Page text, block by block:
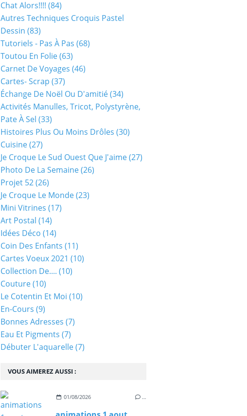
VOUS AIMEREZ AUSSI :
01/08/2026 …
Chat Alors!!!! (84)
Autres Techniques Croquis Pastel
Dessin (83)
Tutoriels - Pas À Pas (68)
Toutou En Folie(63)
Carnet De Voyages (46)
Cartes- Scrap (37)
Échange De Noël Ou D'amitié(34)
Activités Manulles, Tricot, Polystyrène,
Pate À Sel (33)
Histoires Plus Ou Moins Drôles (30)
Cuisine(27)
Je Croque Le Sud Ouest Que J'aime(27)
Photo De La Semaine(26)
Projet 52(26)
Je Croque Le Monde(23)
Mini Vitrines (17)
Art Postal (14)
Idées Déco (14)
Coin Des Enfants (11)
Cartes Voeux 2021 (10)
Collection De.... (10)
Couture(10)
Le Cotentin Et Moi (10)
En-Cours (9)
Bonnes Adresses (7)
Eau Et Pigments (7)
Débuter L'aquarelle(7)